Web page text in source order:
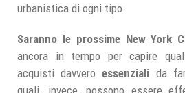
urbanistica di ogni tipo.
Saranno le prossime New York
ancora in tempo per capire
acquisti davveroessenziali da
quali, invece, possono essere